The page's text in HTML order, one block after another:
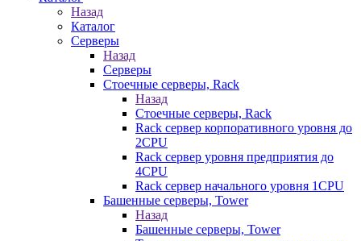
Назад
Каталог
Серверы
Назад
Серверы
Стоечные серверы, Rack
Назад
Стоечные серверы, Rack
Rack сервер корпоративного уровня до
2CPU
Rack сервер уровня предприятия до
4CPU
Rack сервер начального уровня 1CPU
Башенные серверы, Tower
Назад
Башенные серверы, Tower